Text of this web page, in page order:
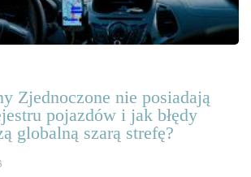
Zjednoczone nie posiadają
pojazdów i jak błędy
globalną szarą strefę?